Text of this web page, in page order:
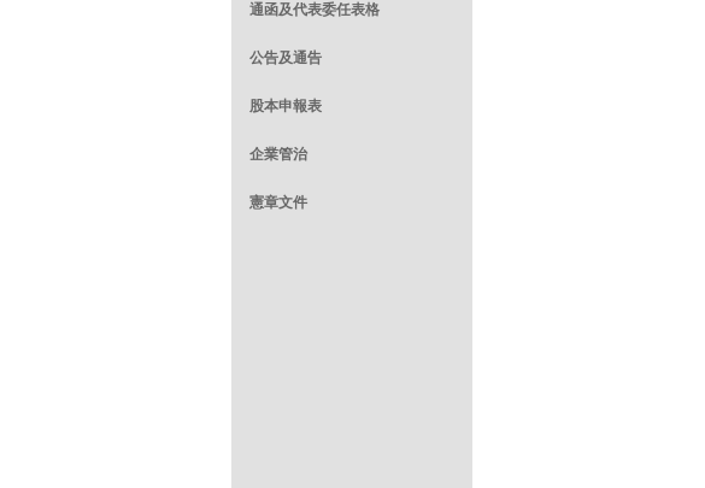
通函及代表委任表格
公告及通告
股本申報表
企業管治
憲章文件